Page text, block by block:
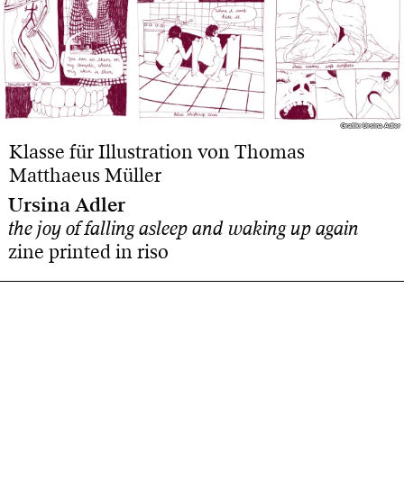
Grafik: Ursina Adler
Grafik: Ursina Adler
Klasse für Illustration von Thomas
Matthaeus Müller
Ursina Adler
the joy of falling asleep and waking up again
zine printed in riso